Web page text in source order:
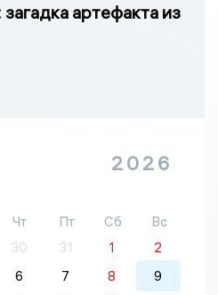
артефакта из
2026
Чт Пт Сб
Вс
30 31 1
2
6 7 8
9